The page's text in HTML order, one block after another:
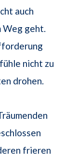
auch
Weg geht.
nicht zu
drohen.
frieren